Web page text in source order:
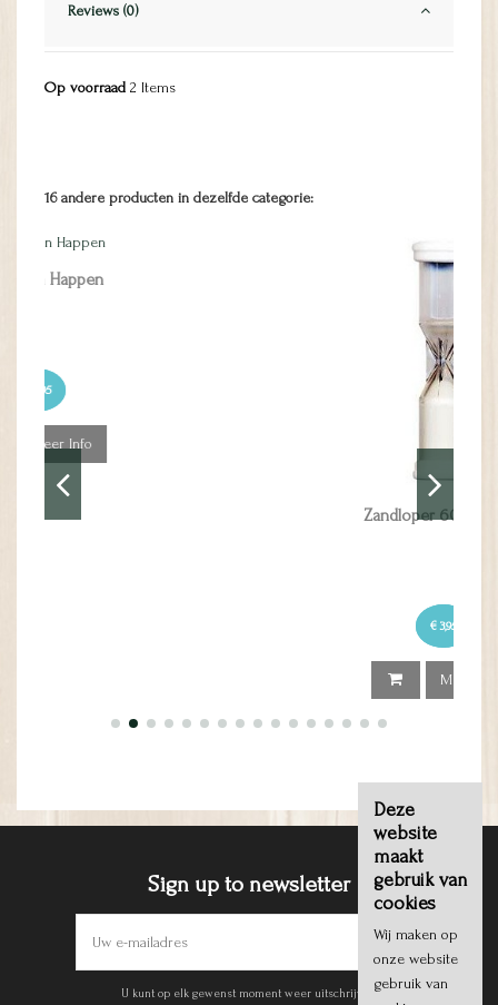
Reviews (0)
Op voorraad 2 Items
16 andere producten in dezelfde categorie:
Sign up to newsletter
U kunt op elk gewenst moment weer uitschrijven.
Deze
website
maakt
gebruik van
cookies
Wij maken op
onze website
gebruik van